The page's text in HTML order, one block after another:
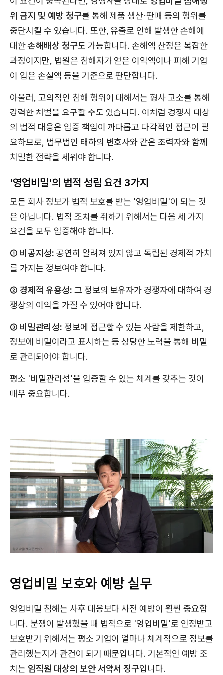
위 금지 및 예방 청구를 통해 제품 생산·판매 등의 행위를
중단시킬 수 있습니다. 또한, 유출로 인해 발생한 손해에
대한손해배상 청구도 가능합니다. 손해액 산정은 복잡한
과정이지만, 법원은 침해자가 얻은 이익액이나 피해 기업
이 입은 손실액 등을 기준으로 판단합니다.
아울러, 고의적인 침해 행위에 대해서는 형사 고소를 통해
강력한 처벌을 요구할 수도 있습니다. 이처럼 경쟁사 대상
의 법적 대응은 입증 책임이 까다롭고 다각적인 접근이 필
요하므로, 법무법인 태하의 변호사와 같은 조력자와 함께
치밀한 전략을 세워야 합니다.
'영업비밀'의 법적 성립 요건 3가지
모든 회사 정보가 법적 보호를 받는 '영업비밀'이 되는 것
은 아닙니다. 법적 조치를 취하기 위해서는 다음 세 가지
요건을 모두 입증해야 합니다.
① 비공지성: 공연히 알려져 있지 않고 독립된 경제적 가치
를 가지는 정보여야 합니다.
② 경제적 유용성: 그 정보의 보유자가 경쟁자에 대하여 경
쟁상의 이익을 가질 수 있어야 합니다.
③ 비밀관리성: 정보에 접근할 수 있는 사람을 제한하고,
정보에 비밀이라고 표시하는 등 상당한 노력을 통해 비밀
로 관리되어야 합니다.
평소 '비밀관리성'을 입증할 수 있는 체계를 갖추는 것이
매우 중요합니다.
영업비밀 보호와 예방 실무
영업비밀 침해는 사후 대응보다 사전 예방이 훨씬 중요합
니다. 분쟁이 발생했을 때 법적으로 '영업비밀'로 인정받고
보호받기 위해서는 평소 기업이 얼마나 체계적으로 정보를
관리했는지가 관건이 되기 때문입니다. 기본적인 예방 조
치는 임직원 대상의 보안 서약서 징구입니다.